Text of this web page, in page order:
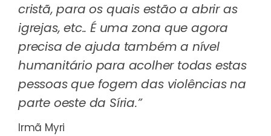
cristã, para os quais estão a abrir as
igrejas, etc.. É uma zona que agora
precisa de ajuda também a nível
humanitário para acolher todas estas
pessoas que fogem das violências na
parte oeste da Síria.”
Irmã Myri